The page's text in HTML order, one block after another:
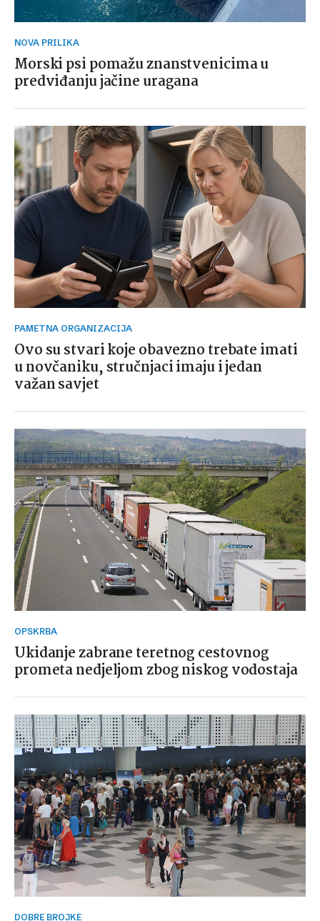
NOVA PRILIKA
Morski psi pomažu znanstvenicima u
predviđanju jačine uragana
PAMETNA ORGANIZACIJA
Ovo su stvari koje obavezno trebate imati
u novčaniku, stručnjaci imaju i jedan
važan savjet
OPSKRBA
Ukidanje zabrane teretnog cestovnog
prometa nedjeljom zbog niskog vodostaja
DOBRE BROJKE